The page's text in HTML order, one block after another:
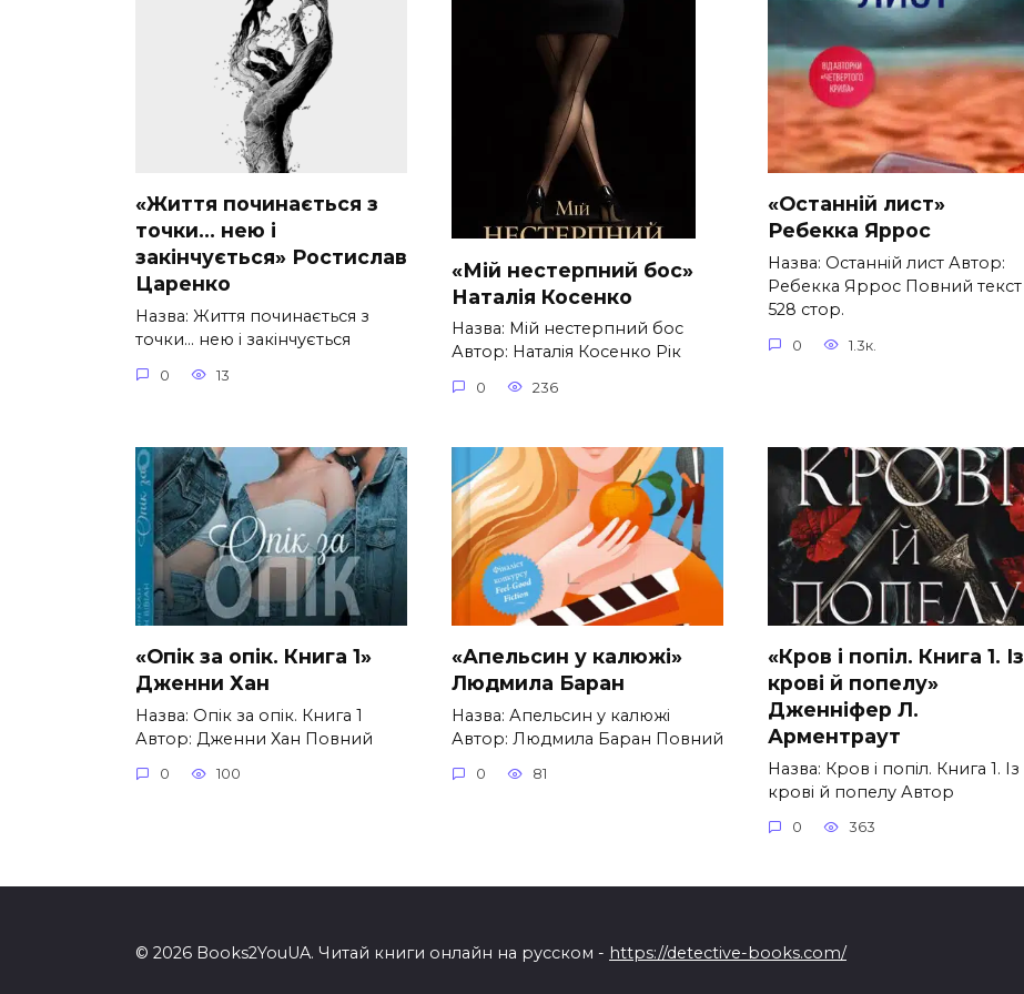
«Життя починається з
точки… нею і
закінчується» Ростислав
Царенко
Назва: Життя починається з
точки… нею і закінчується
0 13
«Мій нестерпний бос»
Наталія Косенко
Назва: Мій нестерпний бос
Автор: Наталія Косенко Рік
0 236
«Останній лист»
Ребекка Яррос
Назва: Останній лист Автор:
Ребекка Яррос Повний текст
528 стор.
0 1.3к.
«Опік за опік. Книга 1»
Дженни Хан
Назва: Опік за опік. Книга 1
Автор: Дженни Хан Повний
0 100
«Апельсин у калюжі»
Людмила Баран
Назва: Апельсин у калюжі
Автор: Людмила Баран Повний
0 81
«Кров і попіл. Книга 1. Із
крові й попелу»
Дженніфер Л.
Арментраут
Назва: Кров і попіл. Книга 1. Із
крові й попелу Автор
0 363
© 2026 Books2YouUA. Читай книги онлайн на русском - https://detective-books.com/